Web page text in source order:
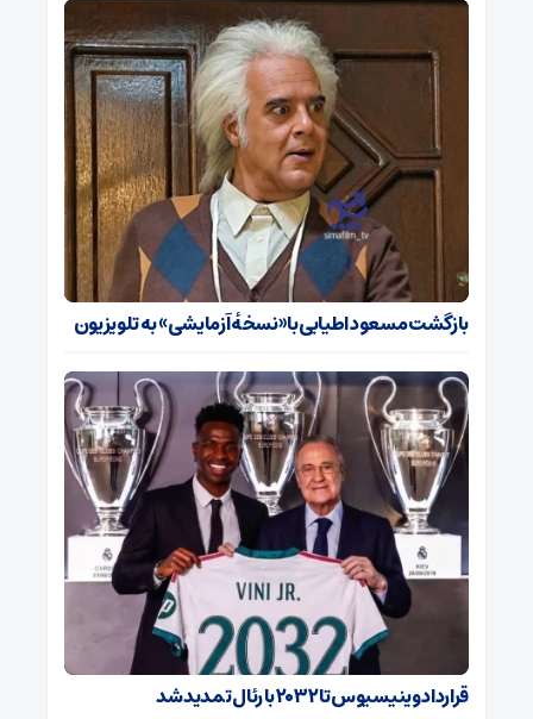
بازگشت مسعود اطیابی با «نسخهٔ آزمایشی» به تلویزیون
قرارداد وینیسیوس تا ۲۰۳۲ با رئال‌ تمدید شد